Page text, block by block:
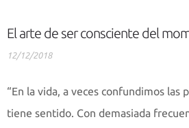
El arte de ser consciente del
12/12/2018
“En la vida, a veces confundimos las
tiene sentido. Con demasiada